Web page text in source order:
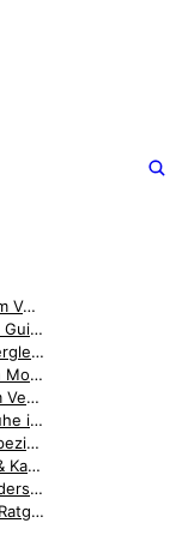
Adidas Adizero: Alle Laufschuhe im Vergleich — Pro, Boston, SL & mehr [2026]
Adidas Laufschuhe: Der ultimative Guide für jeden Läufer
Adidas Gazelle: Alle Modelle im Vergleich — Bold, Indoor & Classic [2026]
Adidas Sneaker Guide: Die besten Modelle für Lifestyle und Alltag
Adidas Ultraboost: Alle Modelle im Vergleich — Light, DNA & Gore-Tex [2026]
Casual Shoes: Adidas Freizeitschuhe im Überblick
Damen Schuhe: Adidas Modelle speziell für Frauen
Laufschuhe: Der große Ratgeber & Kaufberatung
Outdoor Gear: Adidas Terrex Wanderschuhe & Trail-Running
Herrenschuhe: Der große Adidas Ratgeber & Kaufberatung